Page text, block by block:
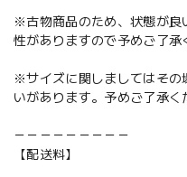
※古物商品のため、状態が良
性がありますので予めご了承
※サイズに関しましてはその
いがあります。予めご了承く
－－－－－－－－－
【配送料】